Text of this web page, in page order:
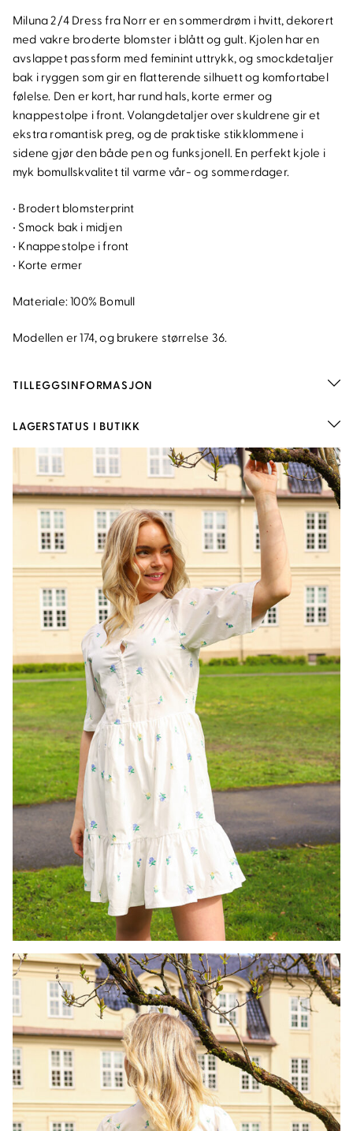
Miluna 2/4 Dress fra Norr er en sommerdrøm i hvitt, dekorert
med vakre broderte blomster i blått og gult. Kjolen har en
avslappet passform med feminint uttrykk, og smockdetaljer
bak i ryggen som gir en flatterende silhuett og komfortabel
følelse. Den er kort, har rund hals, korte ermer og
knappestolpe i front. Volangdetaljer over skuldrene gir et
ekstra romantisk preg, og de praktiske stikklommene i
sidene gjør den både pen og funksjonell. En perfekt kjole i
myk bomullskvalitet til varme vår- og sommerdager.
• Brodert blomsterprint
• Smock bak i midjen
• Knappestolpe i front
• Korte ermer
Materiale: 100% Bomull
Modellen er 174, og brukere størrelse 36.
TILLEGGSINFORMASJON
LAGERSTATUS I BUTIKK